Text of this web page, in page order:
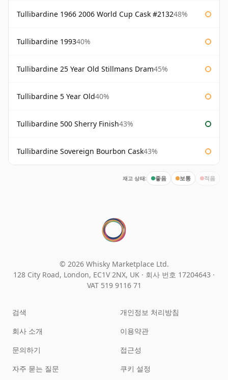
Tullibardine 1966 2006 World Cup Cask #213248%
Tullibardine 199340%
Tullibardine 25 Year Old Stillmans Dram45%
Tullibardine 5 Year Old40%
Tullibardine 500 Sherry Finish43%
Tullibardine Sovereign Bourbon Cask43%
재고 상태: 좋음 보통 적음
© 2026 Whisky Marketplace Ltd.
128 City Road, London, EC1V 2NX, UK · 회사 번호 17204643 ·
VAT 519 9116 71
검색
회사 소개
문의하기
자주 묻는 질문
개인정보 처리방침
이용약관
접근성
쿠키 설정